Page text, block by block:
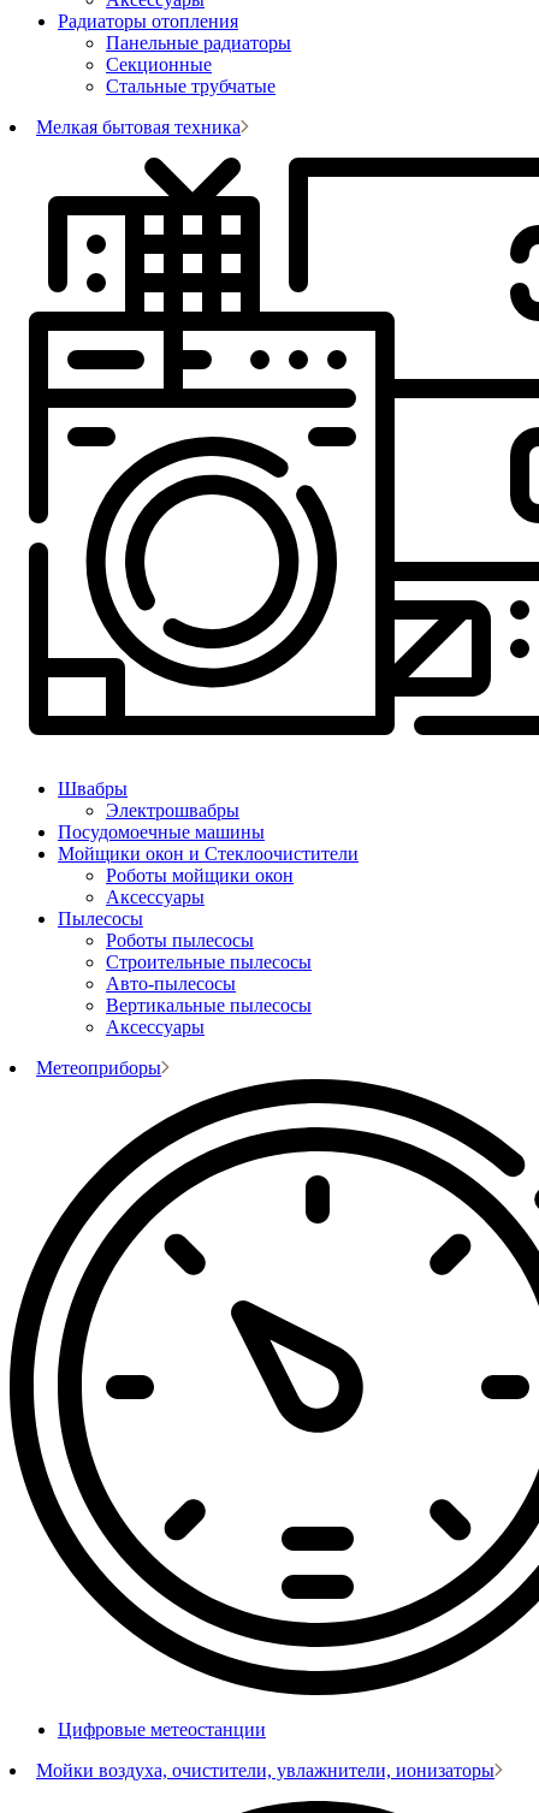
Радиаторы отопления
Панельные радиаторы
Секционные
Стальные трубчатые
Мелкая бытовая техника
Швабры
Электрошвабры
Посудомоечные машины
Мойщики окон и Стеклоочистители
Роботы мойщики окон
Аксессуары
Пылесосы
Роботы пылесосы
Строительные пылесосы
Авто-пылесосы
Вертикальные пылесосы
Аксессуары
Метеоприборы
Цифровые метеостанции
Мойки воздуха, очистители, увлажнители, ионизаторы